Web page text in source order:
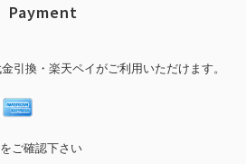
Payment
引換・楽天ペイがご利用いただけます。
をご確認下さい